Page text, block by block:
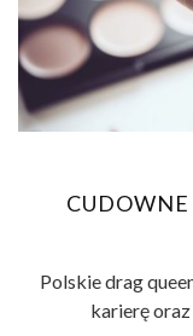
Polskie drag
karierę oraz